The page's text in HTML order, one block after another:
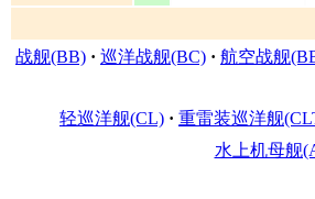
战舰(BB) · 巡洋战舰(BC) · 航空战舰
轻巡洋舰(CL) · 重雷装巡洋舰
水上机母舰